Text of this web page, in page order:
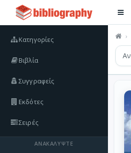
Κατηγορίες
Βιβλία
Συγγραφείς
Εκδότες
Σειρές
ΑΝΑΚΑΛΎΨΤΕ